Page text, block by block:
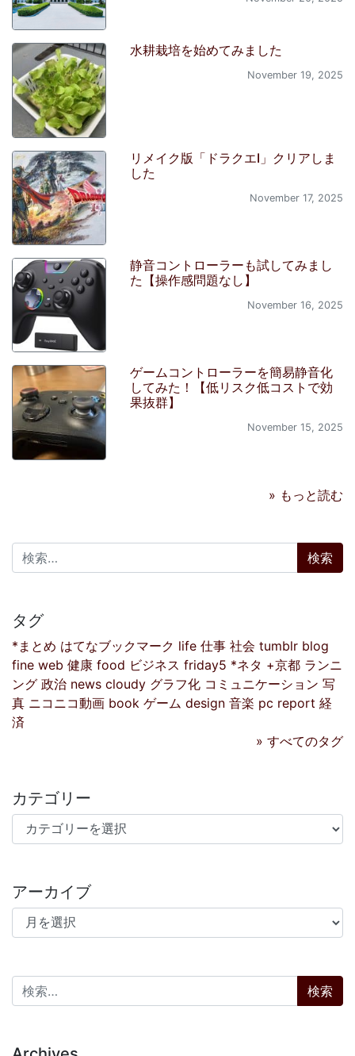
水耕栽培を始めてみました
November 19, 2025
リメイク版「ドラクエI」クリアしま
した
November 17, 2025
静音コントローラーも試してみまし
た【操作感問題なし】
November 16, 2025
ゲームコントローラーを簡易静音化
してみた！【低リスク低コストで効
果抜群】
November 15, 2025
» もっと読む
検索:
タグ
*まとめ はてなブックマーク life 仕事 社会 tumblr blog
fine web 健康 food ビジネス friday5 *ネタ +京都 ランニ
ング 政治 news cloudy グラフ化 コミュニケーション 写
真 ニコニコ動画 book ゲーム design 音楽 pc report 経
済
» すべてのタグ
カテゴリー
カテゴリー
アーカイブ
アーカイブ
検索: